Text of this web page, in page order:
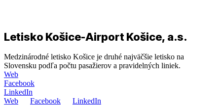
Letisko Košice-Airport Košice, a.s.
Medzinárodné letisko Košice je druhé najväčšie letisko na
Slovensku podľa počtu pasažierov a pravidelných liniek.
Web
Facebook
LinkedIn
Web
Facebook LinkedIn